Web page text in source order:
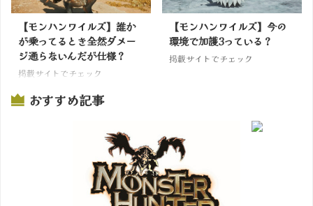
【モンハンワイルズ】誰か
が乗ってるとき全然ダメー
ジ通らないんだが仕様？
掲載サイトでチェック
【モンハンワイルズ】今の
環境で加護3っている？
掲載サイトでチェック
おすすめ記事